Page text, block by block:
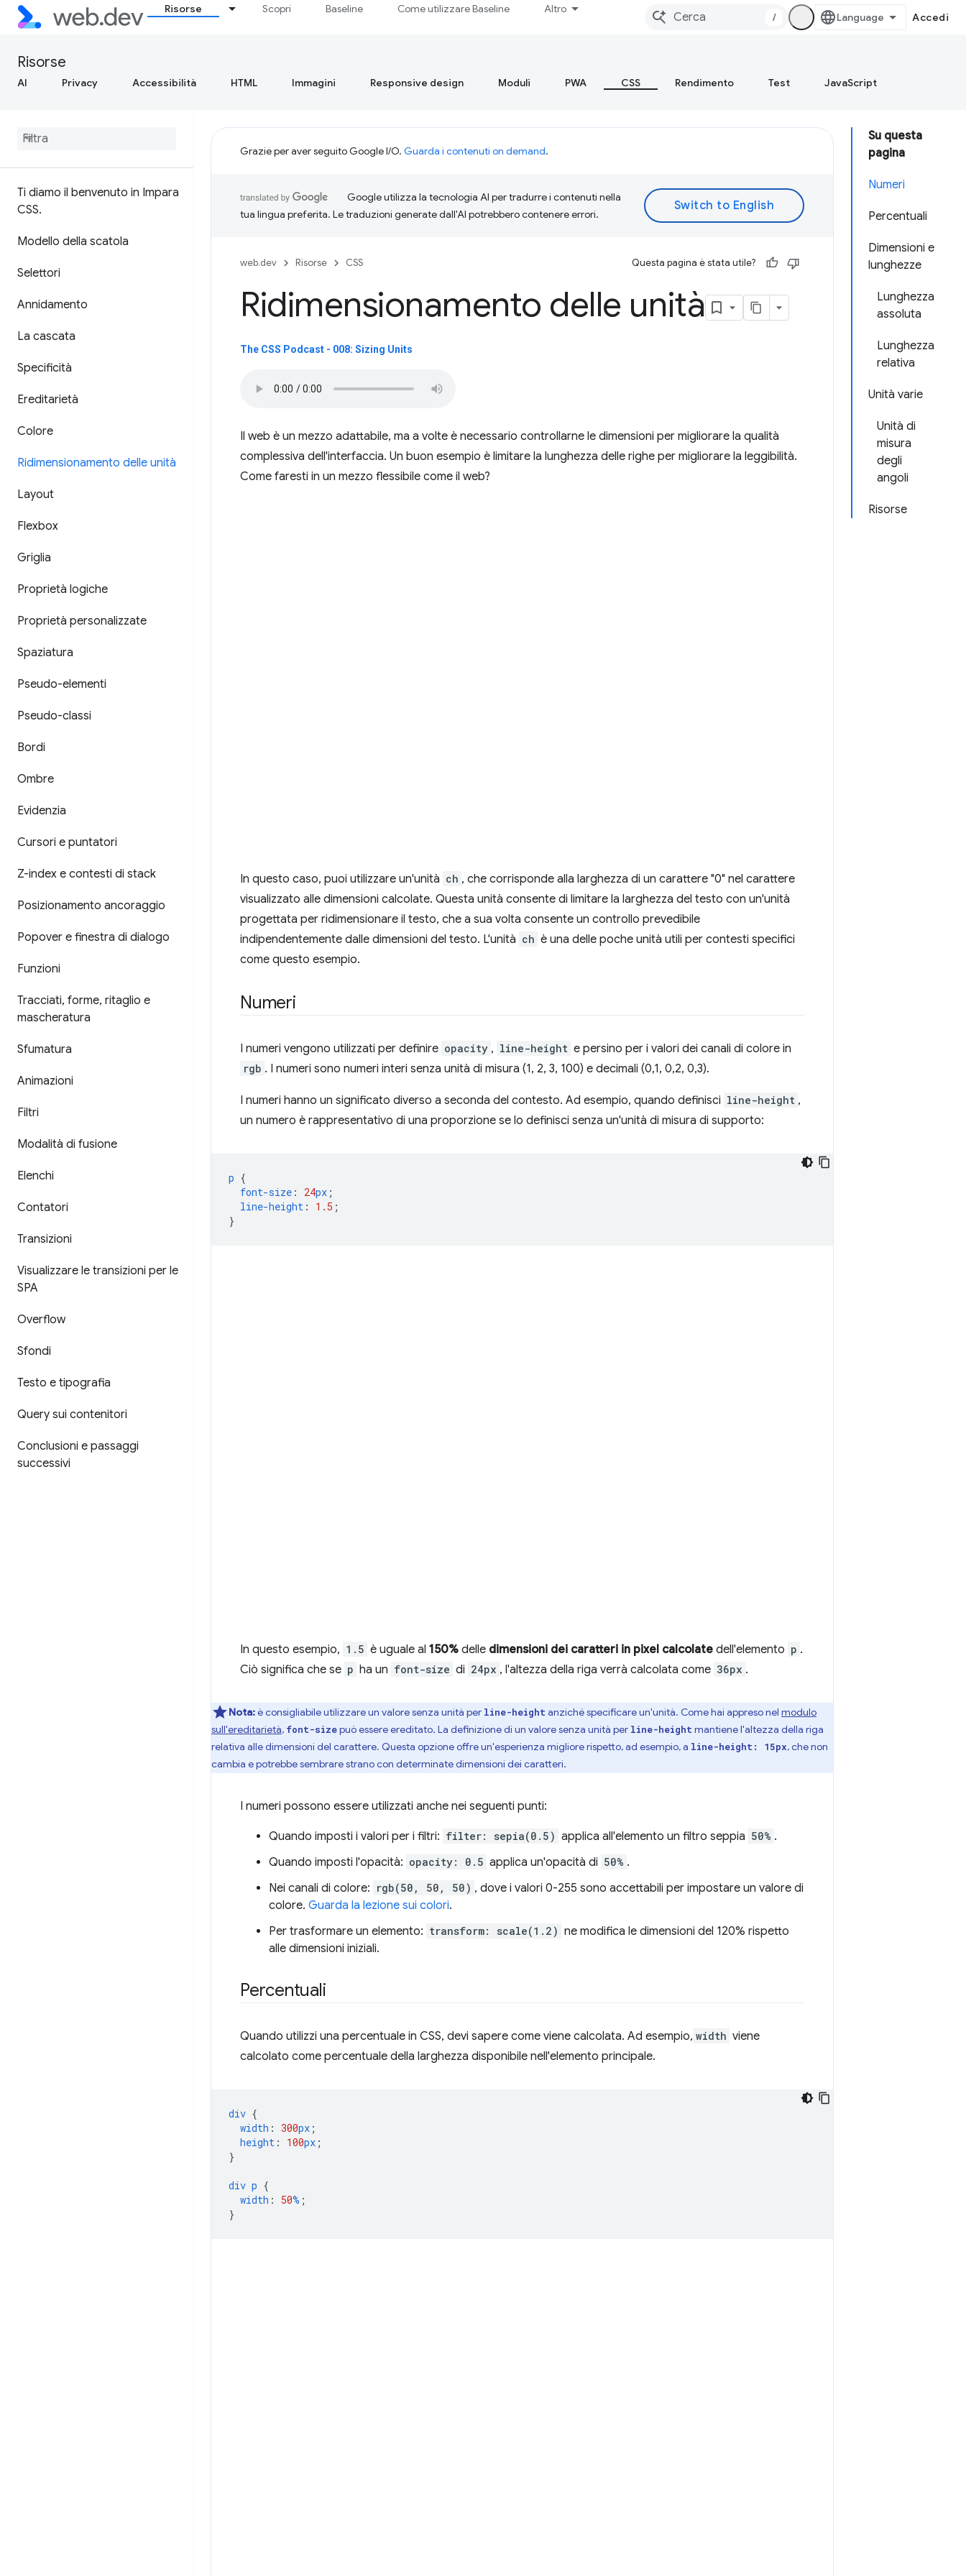
Risorse Scopri Baseline Come utilizzare Baseline Altro
/ Accedi
Risorse
AI Privacy Accessibilità HTML Immagini Responsive design Moduli PWA CSS Rendimento Test JavaScript
Ti diamo il benvenuto in Impara
CSS.
Modello della scatola
Selettori
Annidamento
La cascata
Specificità
Ereditarietà
Colore
Ridimensionamento delle unità
Layout
Flexbox
Griglia
Proprietà logiche
Proprietà personalizzate
Spaziatura
Pseudo-elementi
Pseudo-classi
Bordi
Ombre
Evidenzia
Cursori e puntatori
Z-index e contesti di stack
Posizionamento ancoraggio
Popover e finestra di dialogo
Funzioni
Tracciati, forme, ritaglio e
mascheratura
Sfumatura
Animazioni
Filtri
Modalità di fusione
Elenchi
Contatori
Transizioni
Visualizzare le transizioni per le
SPA
Overflow
Sfondi
Testo e tipografia
Query sui contenitori
Conclusioni e passaggi
successivi
Su questa
pagina
Numeri
Percentuali
Dimensioni e
lunghezze
Lunghezza
assoluta
Lunghezza
relativa
Unità varie
Unità di
misura
degli
angoli
Risorse
Grazie per aver seguito Google I/O. Guarda i contenuti on demand.
Google utilizza la tecnologia AI per tradurre i contenuti nella
tua lingua preferita. Le traduzioni generate dall'AI potrebbero contenere errori.
web.dev Risorse CSS Questa pagina è stata utile?
Ridimensionamento delle unità
The CSS Podcast - 008: Sizing Units
Il web è un mezzo adattabile, ma a volte è necessario controllarne le dimensioni per migliorare la qualità
complessiva dell'interfaccia. Un buon esempio è limitare la lunghezza delle righe per migliorare la leggibilità.
Come faresti in un mezzo flessibile come il web?
In questo caso, puoi utilizzare un'unità ch , che corrisponde alla larghezza di un carattere "0" nel carattere
visualizzato alle dimensioni calcolate. Questa unità consente di limitare la larghezza del testo con un'unità
progettata per ridimensionare il testo, che a sua volta consente un controllo prevedibile
indipendentemente dalle dimensioni del testo. L'unità ch è una delle poche unità utili per contesti specifici
come questo esempio.
Numeri
I numeri vengono utilizzati per definire opacity , line-height e persino per i valori dei canali di colore in
rgb . I numeri sono numeri interi senza unità di misura (1, 2, 3, 100) e decimali (0,1, 0,2, 0,3).
I numeri hanno un significato diverso a seconda del contesto. Ad esempio, quando definisci line-height ,
un numero è rappresentativo di una proporzione se lo definisci senza un'unità di misura di supporto:
p {
font-size : 24px ;
line-height : 1.5 ;
}
In questo esempio, 1.5 è uguale al 150% delle dimensioni dei caratteri in pixel calcolate dell'elemento p .
Ciò significa che se p ha un font-size di 24px , l'altezza della riga verrà calcolata come 36px .
Nota:è consigliabile utilizzare un valore senza unità per line-height anziché specificare un'unità. Come hai appreso nel modulo
sull'ereditarietà, font-sizepuò essere ereditato. La definizione di un valore senza unità per line-height mantiene l'altezza della riga
relativa alle dimensioni del carattere. Questa opzione offre un'esperienza migliore rispetto, ad esempio, a line-height: 15px, che non
cambia e potrebbe sembrare strano con determinate dimensioni dei caratteri.
I numeri possono essere utilizzati anche nei seguenti punti:
Quando imposti i valori per i filtri: filter: sepia(0.5) applica all'elemento un filtro seppia 50% .
Quando imposti l'opacità: opacity: 0.5 applica un'opacità di 50% .
Nei canali di colore: rgb(50, 50, 50) , dove i valori 0-255 sono accettabili per impostare un valore di
colore. Guarda la lezione sui colori.
Per trasformare un elemento: transform: scale(1.2) ne modifica le dimensioni del 120% rispetto
alle dimensioni iniziali.
Percentuali
Quando utilizzi una percentuale in CSS, devi sapere come viene calcolata. Ad esempio, width viene
calcolato come percentuale della larghezza disponibile nell'elemento principale.
div {
width : 300px ;
height : 100px ;
}
div p {
width : 50% ;
}